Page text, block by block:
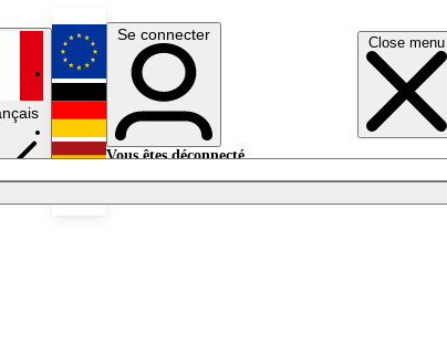
Close menu
English
Deutsch
Se connecter
Vous êtes déconnecté.